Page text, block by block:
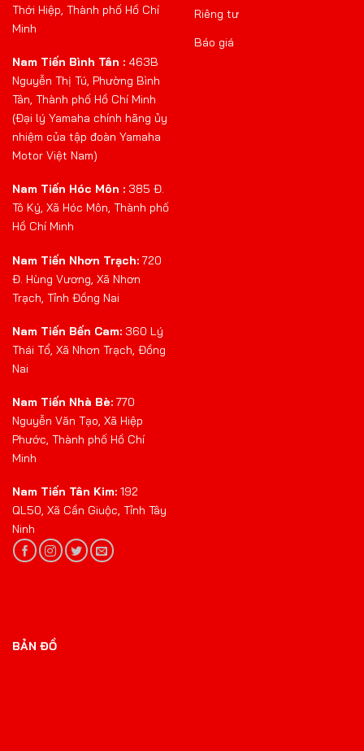
Thới Hiệp, Thành phố Hồ Chí
Minh
Nam Tiến Bình Tân : 463B
Nguyễn Thị Tú, Phường Bình
Tân, Thành phố Hồ Chí Minh
(Đại lý Yamaha chính hãng ủy
nhiệm của tập đoàn Yamaha
Motor Việt Nam)
Nam Tiến Hóc Môn : 385 Đ.
Tô Ký, Xã Hóc Môn, Thành phố
Hồ Chí Minh
Nam Tiến Nhơn Trạch: 720
Đ. Hùng Vương, Xã Nhơn
Trạch, Tỉnh Đồng Nai
Nam Tiến Bến Cam: 360 Lý
Thái Tổ, Xã Nhơn Trạch, Đồng
Nai
Nam Tiến Nhà Bè: 770
Nguyễn Văn Tạo, Xã Hiệp
Phước, Thành phố Hồ Chí
Minh
Nam Tiến Tân Kim: 192
QL50, Xã Cần Giuộc, Tỉnh Tây
Ninh
Riêng tư
Báo giá
BẢN ĐỒ